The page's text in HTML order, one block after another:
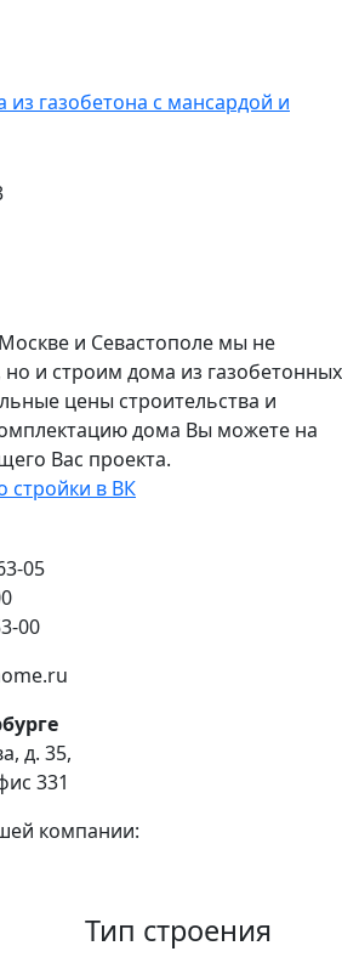
из газобетона с мансардой и
и Севастополе мы не
и строим дома из газобетонных
цены строительства и
дома Вы можете на
Вас проекта.
стройки в ВК
05
00
д. 35,
331
компании:
Тип строения